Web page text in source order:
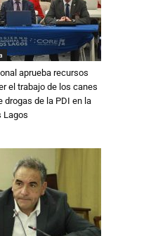
aprueba recursos
el trabajo de los canes
drogas de la PDI en la
Lagos